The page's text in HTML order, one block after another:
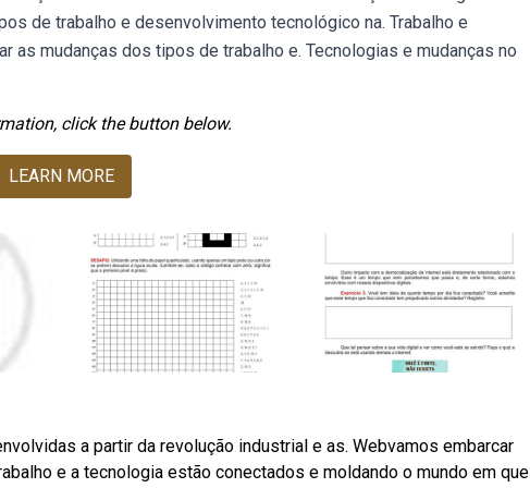
de trabalho e desenvolvimento tecnológico na. Trabalho e
as mudanças dos tipos de trabalho e. Tecnologias e mudanças no
click the button below.
LEARN MORE
a partir da revolução industrial e as. Webvamos embarcar
e a tecnologia estão conectados e moldando o mundo em que